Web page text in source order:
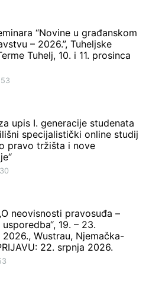
“Novine u građanskom
– 2026.”, Tuheljske
Tuhelj, 10. i 11. prosinca
upis I. generacije studenata
specijalistički online studij
pravo tržišta i nove
neovisnosti pravosuđa –
19. – 23.
Wustrau, Njemačka-
22. srpnja 2026.